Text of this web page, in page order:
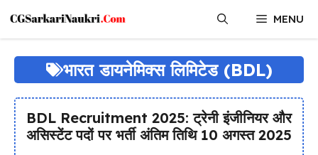
content
MENU
भारत डायनेमिक्स लिमिटेड (BDL)
BDL Recruitment 2025: ट्रेनी इंजीनियर और
असिस्टेंट पदों पर भर्ती अंतिम तिथि 10 अगस्त 2025